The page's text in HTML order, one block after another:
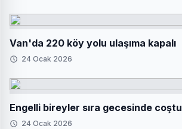
Van'da 220 köy yolu ulaşıma kapalı
24 Ocak 2026
Engelli bireyler sıra gecesinde coştu
24 Ocak 2026